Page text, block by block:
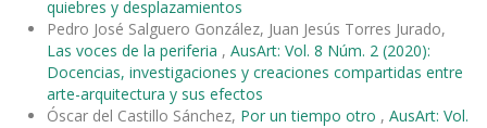
quiebres y desplazamientos
Pedro José Salguero González, Juan Jesús Torres Jurado,
Las voces de la periferia , AusArt: Vol. 8 Núm. 2 (2020):
Docencias, investigaciones y creaciones compartidas entre
arte-arquitectura y sus efectos
Óscar del Castillo Sánchez, Por un tiempo otro , AusArt: Vol.